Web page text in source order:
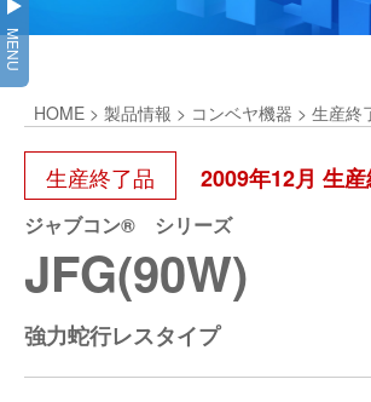
ヒント集
GTPシステム
ピッキングシステム
飲料
通販
代表あいさつ
企業理念
会社概要
オークラグループ
採用情報
ショールーム
オークラミュージアム
新着情報
生産終了品
MENU
HOME > 製品情報 > コンベヤ機器 > 生産終
生産終了品 2009年12月 生産
ジャブコン® シリーズ
JFG(90W)
強力蛇行レスタイプ